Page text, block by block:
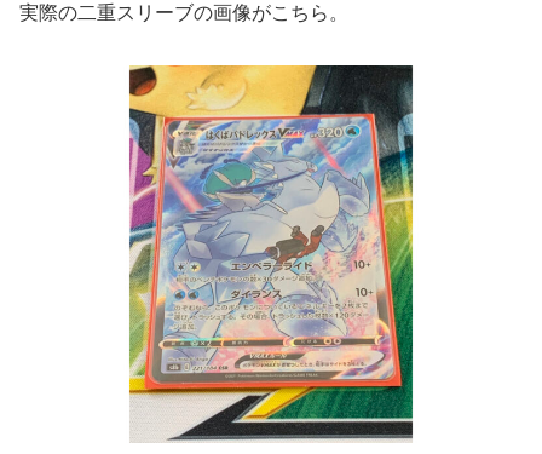
実際の二重スリーブの画像がこちら。